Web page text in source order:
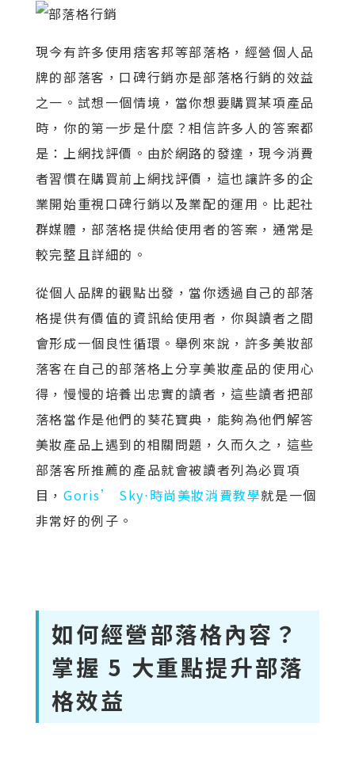
現今有許多使用痞客邦等部落格，經營個人品
牌的部落客，口碑行銷亦是部落格行銷的效益
之一。試想一個情境，當你想要購買某項產品
時，你的第一步是什麼？相信許多人的答案都
是：上網找評價。由於網路的發達，現今消費
者習慣在購買前上網找評價，這也讓許多的企
業開始重視口碑行銷以及業配的運用。比起社
群媒體，部落格提供給使用者的答案，通常是
較完整且詳細的。
從個人品牌的觀點出發，當你透過自己的部落
格提供有價值的資訊給使用者，你與讀者之間
會形成一個良性循環。舉例來說，許多美妝部
落客在自己的部落格上分享美妝產品的使用心
得，慢慢的培養出忠實的讀者，這些讀者把部
落格當作是他們的葵花寶典，能夠為他們解答
美妝產品上遇到的相關問題，久而久之，這些
部落客所推薦的產品就會被讀者列為必買項
目， Goris’ Sky⋅時尚美妝消費教學就是一個
非常好的例子。
如何經營部落格內容？
掌握 5 大重點提升部落
格效益